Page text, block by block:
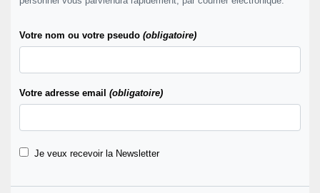
Votre nom ou votre pseudo (obligatoire)
Votre adresse email (obligatoire)
Je veux recevoir la Newsletter